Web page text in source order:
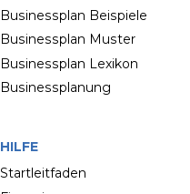
Businessplan Beispiele
Businessplan Muster
Businessplan Lexikon
Businessplanung
HILFE
Startleitfaden